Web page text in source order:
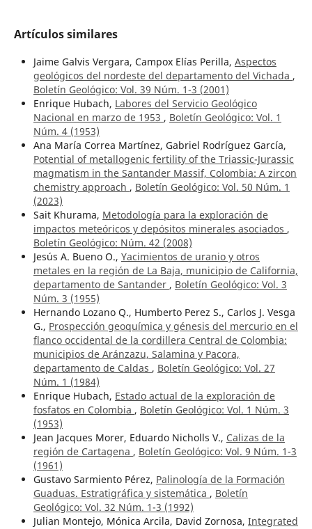
Artículos similares
Jaime Galvis Vergara, Campox Elías Perilla, Aspectos
geológicos del nordeste del departamento del Vichada ,
Boletín Geológico: Vol. 39 Núm. 1-3 (2001)
Enrique Hubach, Labores del Servicio Geológico
Nacional en marzo de 1953 , Boletín Geológico: Vol. 1
Núm. 4 (1953)
Ana María Correa Martínez, Gabriel Rodríguez García,
Potential of metallogenic fertility of the Triassic-Jurassic
magmatism in the Santander Massif, Colombia: A zircon
chemistry approach , Boletín Geológico: Vol. 50 Núm. 1
(2023)
Sait Khurama, Metodología para la exploración de
impactos meteóricos y depósitos minerales asociados ,
Boletín Geológico: Núm. 42 (2008)
Jesús A. Bueno O., Yacimientos de uranio y otros
metales en la región de La Baja, municipio de California,
departamento de Santander , Boletín Geológico: Vol. 3
Núm. 3 (1955)
Hernando Lozano Q., Humberto Perez S., Carlos J. Vesga
G., Prospección geoquímica y génesis del mercurio en el
flanco occidental de la cordillera Central de Colombia:
municipios de Aránzazu, Salamina y Pacora,
departamento de Caldas , Boletín Geológico: Vol. 27
Núm. 1 (1984)
Enrique Hubach, Estado actual de la exploración de
fosfatos en Colombia , Boletín Geológico: Vol. 1 Núm. 3
(1953)
Jean Jacques Morer, Eduardo Nicholls V., Calizas de la
región de Cartagena , Boletín Geológico: Vol. 9 Núm. 1-3
(1961)
Gustavo Sarmiento Pérez, Palinología de la Formación
Guaduas. Estratigráfica y sistemática , Boletín
Geológico: Vol. 32 Núm. 1-3 (1992)
Julian Montejo, Mónica Arcila, David Zornosa, Integrated